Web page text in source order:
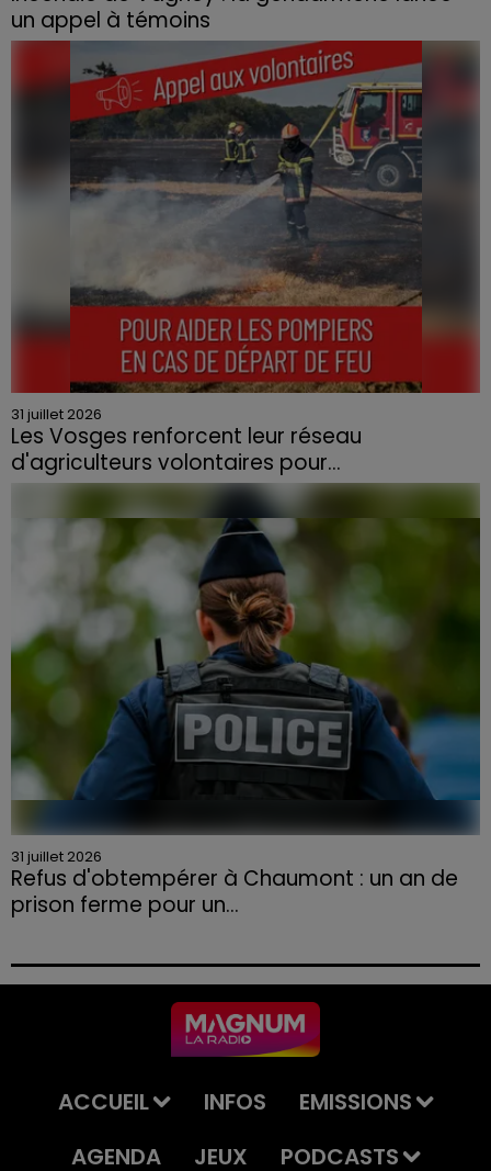
un appel à témoins
Le feu, parti d'une haie avant de se propager au
quartier résidentiel, avait détruit deux habitations et
contraint à l'évacuation d'une centaine de personnes.
31 juillet 2026
Les Vosges renforcent leur réseau
d'agriculteurs volontaires pour...
Face à la sécheresse et aux risques de départs de feu,
la Chambre d'agriculture des Vosges a lancé un appel
aux agriculteurs volontaires pour venir en aide...
31 juillet 2026
Refus d'obtempérer à Chaumont : un an de
prison ferme pour un...
permis et la confiscation de son véhicule.
ACCUEIL INFOS
EMISSIONS
AGENDA
JEUX PODCASTS